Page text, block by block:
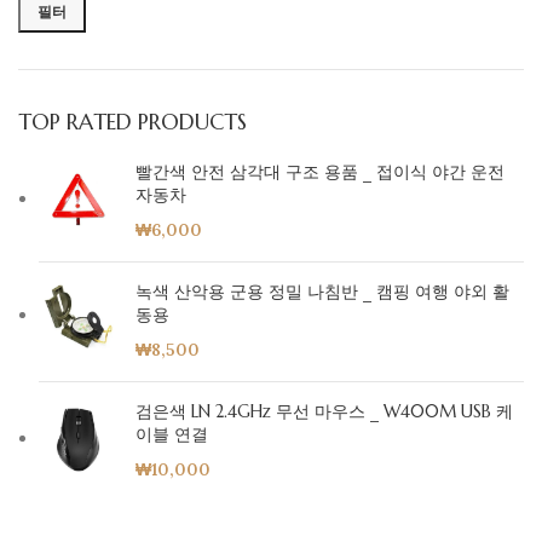
필터
TOP RATED PRODUCTS
빨간색 안전 삼각대 구조 용품 _ 접이식 야간 운전
자동차
₩6,000
녹색 산악용 군용 정밀 나침반 _ 캠핑 여행 야외 활
동용
₩8,500
검은색 LN 2.4GHz 무선 마우스 _ W400M USB 케
이블 연결
₩10,000